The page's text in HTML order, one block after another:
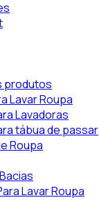
produtos
Lavar Roupa
Lavadoras
tábua de passar
Roupa
Lavar Roupa